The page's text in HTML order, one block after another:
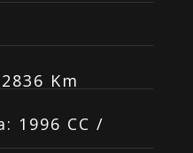
Km
1996 CC /